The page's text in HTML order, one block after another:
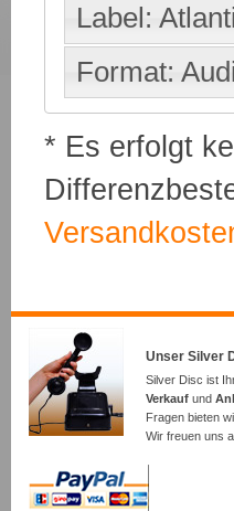
Label:
Format:
* Es erfolgt
Unser Silver
Silver Disc ist
Verkauf und
Fragen bieten
Wir freuen uns